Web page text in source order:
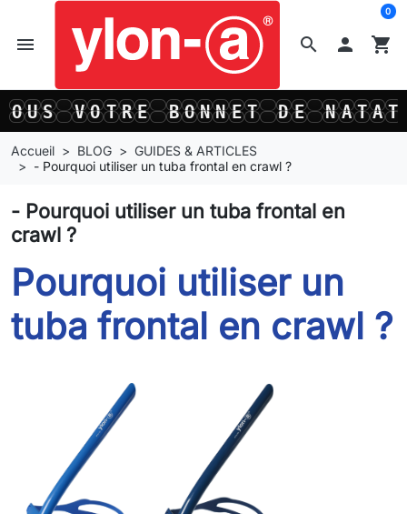
search
menu  shopping_cart
0
O
O U
U S
S V
V O
O T
T R
R E
E B
B O
O N
N N
N E
E T
T D
D E
E N
N A
A T
T A
A T
T
Accueil BLOG
GUIDES & ARTICLES
- Pourquoi utiliser un tuba frontal en crawl ?
- Pourquoi utiliser un tuba frontal en
crawl ?
Pourquoi utiliser un
tuba frontal en crawl ?